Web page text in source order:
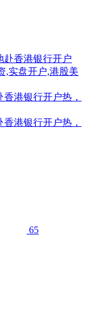
港银行开户热，
港银行开户热，
65